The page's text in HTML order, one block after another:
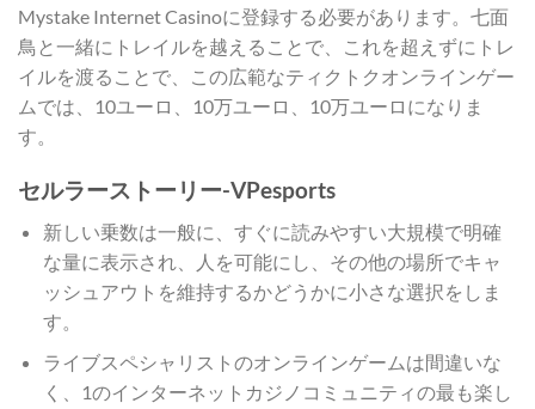
Mystake Internet Casinoに登録する必要があります。七面
鳥と一緒にトレイルを越えることで、これを超えずにトレ
イルを渡ることで、この広範なティクトクオンラインゲー
ムでは、10ユーロ、10万ユーロ、10万ユーロになりま
す。
セルラーストーリー-VPesports
新しい乗数は一般に、すぐに読みやすい大規模で明確
な量に表示され、人を可能にし、その他の場所でキャ
ッシュアウトを維持するかどうかに小さな選択をしま
す。
ライブスペシャリストのオンラインゲームは間違いな
く、1のインターネットカジノコミュニティの最も楽し